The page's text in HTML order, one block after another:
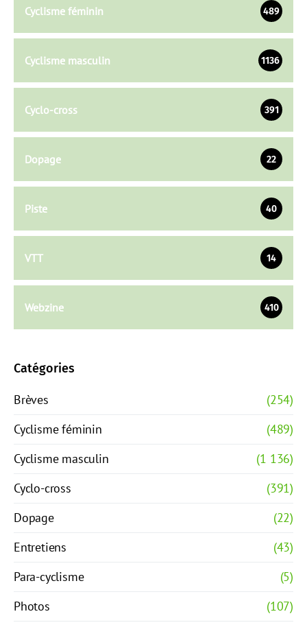
Cyclisme féminin 489
Cyclisme masculin 1136
Cyclo-cross 391
Dopage 22
Piste 40
VTT 14
Webzine 410
Catégories
Brèves
(254)
Cyclisme féminin
(489)
Cyclisme masculin
(1 136)
Cyclo-cross
(391)
Dopage
(22)
Entretiens
(43)
Para-cyclisme
(5)
Photos
(107)